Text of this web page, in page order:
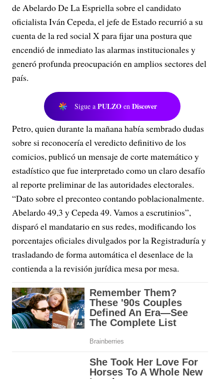
de Abelardo De La Espriella sobre el candidato
oficialista Iván Cepeda, el jefe de Estado recurrió a su
cuenta de la red social X para fijar una postura que
encendió de inmediato las alarmas institucionales y
generó profunda preocupación en amplios sectores del
país.
Sigue a PULZO en Discover
Petro, quien durante la mañana había sembrado dudas
sobre si reconocería el veredicto definitivo de los
comicios, publicó un mensaje de corte matemático y
estadístico que fue interpretado como un claro desafío
al reporte preliminar de las autoridades electorales.
“Dato sobre el preconteo contando poblacionalmente.
Abelardo 49,3 y Cepeda 49. Vamos a escrutinios”,
disparó el mandatario en sus redes, modificando los
porcentajes oficiales divulgados por la Registraduría y
trasladando de forma automática el desenlace de la
contienda a la revisión jurídica mesa por mesa.